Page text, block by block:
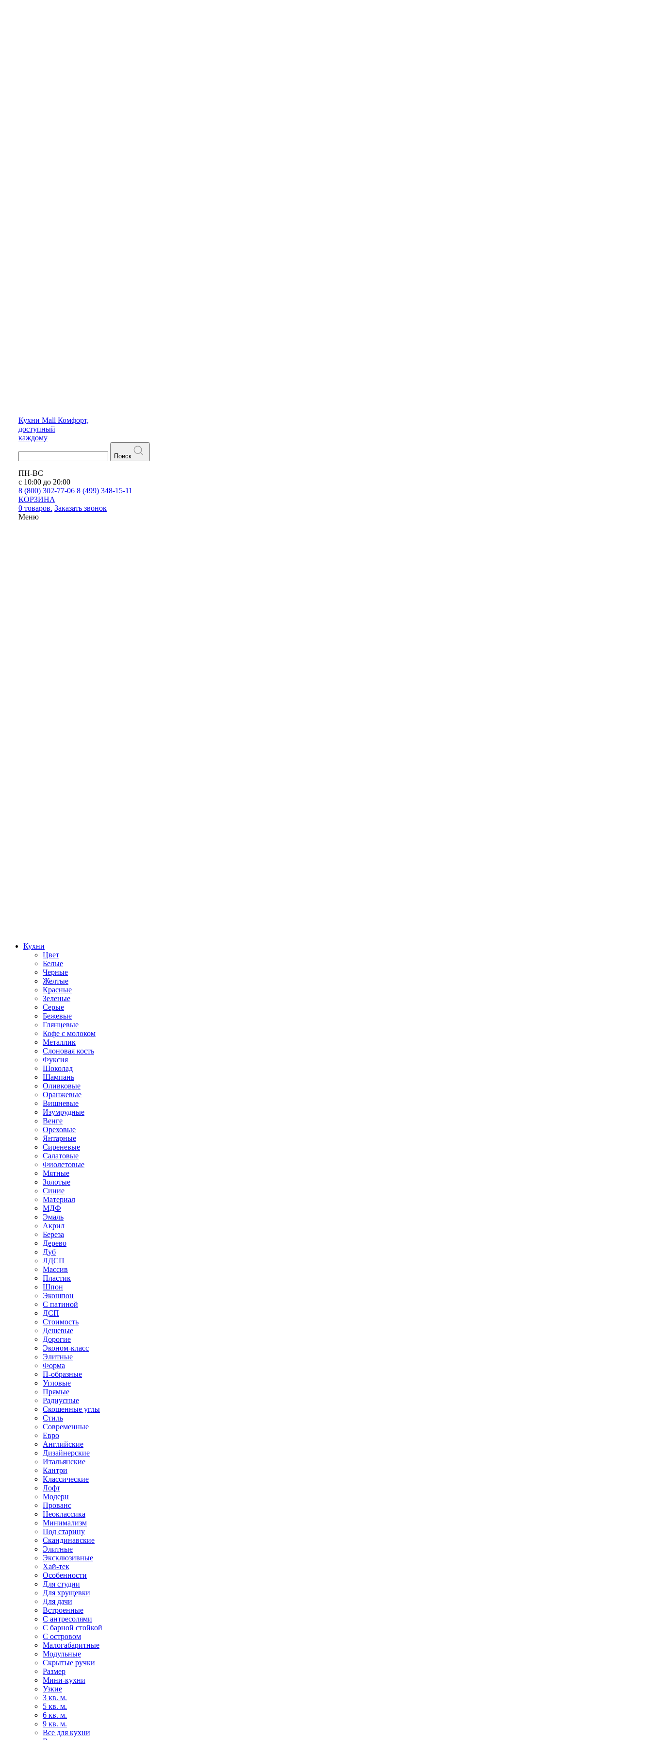
Кухни Mall Комфорт,
доступный
каждому
Поиск
ПН-ВС
с 10:00 до 20:00
8 (800) 302-77-06 8 (499) 348-15-11
КОРЗИНА
0 товаров. Заказать звонок
Меню
Кухни
Цвет
Белые
Черные
Желтые
Красные
Зеленые
Серые
Бежевые
Глянцевые
Кофе с молоком
Металлик
Слоновая кость
Фуксия
Шоколад
Шампань
Оливковые
Оранжевые
Вишневые
Изумрудные
Венге
Ореховые
Янтарные
Сиреневые
Салатовые
Фиолетовые
Мятные
Золотые
Синие
Материал
МДФ
Эмаль
Акрил
Береза
Дерево
Дуб
ЛДСП
Массив
Пластик
Шпон
Экошпон
С патиной
ДСП
Стоимость
Дешевые
Дорогие
Эконом-класс
Элитные
Форма
П-образные
Угловые
Прямые
Радиусные
Скошенные углы
Стиль
Современные
Евро
Английские
Дизайнерские
Итальянские
Кантри
Классические
Лофт
Модерн
Прованс
Неоклассика
Минимализм
Под старину
Скандинавские
Элитные
Эксклюзивные
Хай-тек
Особенности
Для студии
Для хрущевки
Для дачи
Встроенные
С антресолями
С барной стойкой
С островом
Малогабаритные
Модульные
Скрытые ручки
Размер
Мини-кухни
Узкие
3 кв. м.
5 кв. м.
6 кв. м.
9 кв. м.
Все для кухни